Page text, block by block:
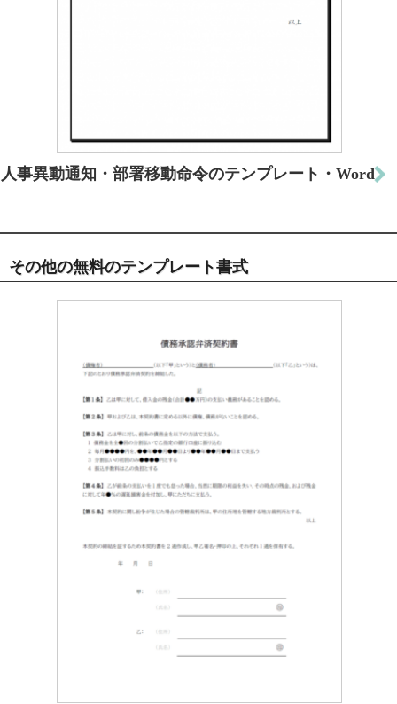
人事異動通知・部署移動命令のテンプレート・Word
その他の無料のテンプレート書式